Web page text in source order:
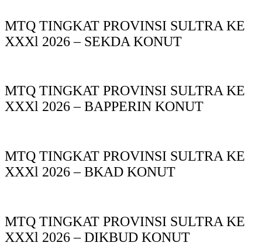
MTQ TINGKAT PROVINSI SULTRA KE
XXXl 2026 – SEKDA KONUT
MTQ TINGKAT PROVINSI SULTRA KE
XXXl 2026 – BAPPERIN KONUT
MTQ TINGKAT PROVINSI SULTRA KE
XXXl 2026 – BKAD KONUT
MTQ TINGKAT PROVINSI SULTRA KE
XXXl 2026 – DIKBUD KONUT